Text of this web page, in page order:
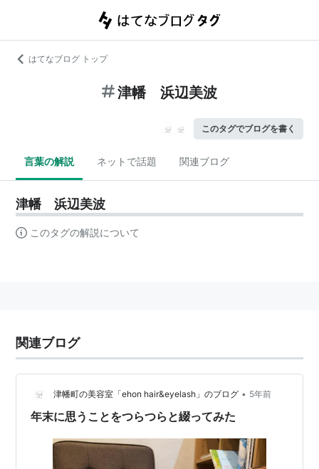
はてなブログ トップ
津幡 浜辺美波
このタグでブログを書く
言葉の解説 ネットで話題 関連ブログ
津幡 浜辺美波
このタグの解説について
関連ブログ
津幡町の美容室「ehon hair&eyelash」のブログ • 5年前
年末に思うことをつらつらと綴ってみた